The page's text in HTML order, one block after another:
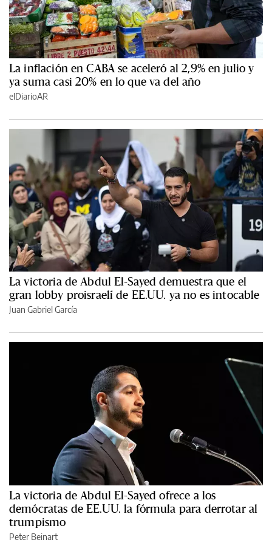
La inflación en CABA se aceleró al 2,9% en julio y
ya suma casi 20% en lo que va del año
elDiarioAR
La victoria de Abdul El-Sayed demuestra que el
gran lobby proisraelí de EE.UU. ya no es intocable
Juan Gabriel García
La victoria de Abdul El-Sayed ofrece a los
demócratas de EE.UU. la fórmula para derrotar al
trumpismo
Peter Beinart